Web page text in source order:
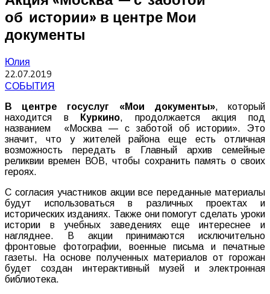
об истории» в центре Мои
документы
Юлия
22.07.2019
СОБЫТИЯ
В центре госуслуг «Мои документы»,который
находится
в Куркино, продолжается акция
под
названием «Москва — с заботой об истории». Это
значит, что у жителей района еще есть
отличная
возможность
передать в Главный архив
семейные
реликвии времен ВОВ,чтобы сохранить память о своих
героях.
С согласия участников акции все переданные материалы
будут
использоваться в различных проектах
и
исторических изданиях. Также они помогут сделать уроки
истории
в учебных заведениях еще интереснее
и
нагляднее. В акции принимаются исключительно
фронтовые
фотографии, военные письма и
печатные
газеты. На основе полученных материалов от горожан
будет
создан интерактивный музей и
электронная
библиотека.